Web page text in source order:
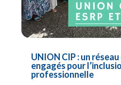
UNION CIP : un
engagés pour
professionnelle